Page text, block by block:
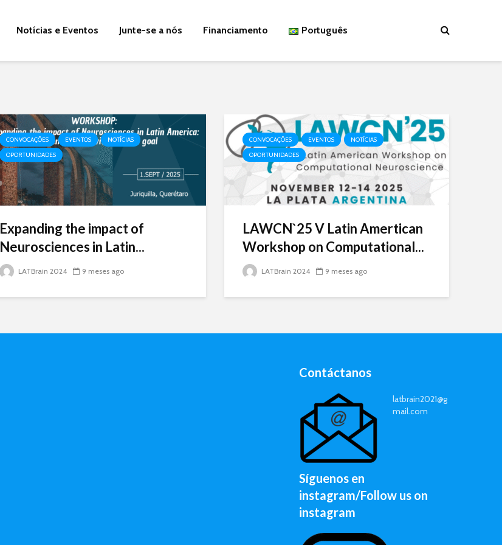
Notícias e Eventos Junte-se a nós Financiamento Português
CONVOCAÇÕES EVENTOS
NOTÍCIAS
OPORTUNIDADES
Expanding the impact of
Neurosciences in Latin...
LATBrain 2024 9 meses ago
CONVOCAÇÕES EVENTOS
NOTÍCIAS
OPORTUNIDADES
LAWCN`25 V Latin Amertican
Workshop on Computational...
LATBrain 2024 9 meses ago
Contáctanos
latbrain2021@g
mail.com
Síguenos en
instagram/Follow us on
instagram